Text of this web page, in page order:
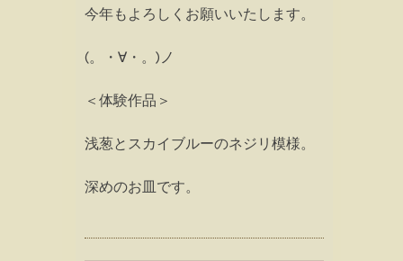
今年もよろしくお願いいたします。
(。・∀・。)ノ
＜体験作品＞
浅葱とスカイブルーのネジリ模様。
深めのお皿です。